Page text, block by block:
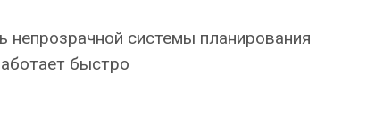
непрозрачной системы планирования
быстро